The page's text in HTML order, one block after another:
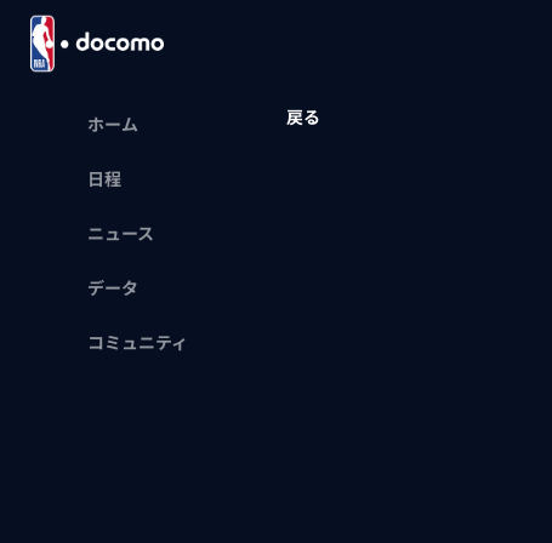
ホーム
日程
ニュース
データ
コミュニティ
戻る